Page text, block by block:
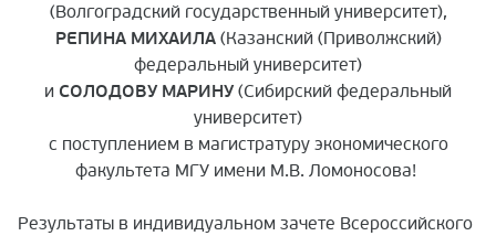
(Волгоградский государственный университет),
РЕПИНА МИХАИЛА(Казанский (Приволжский)
федеральный университет)
и СОЛОДОВУ МАРИНУ(Сибирский федеральный
университет)
с поступлением в магистратуру экономического
факультета МГУ имени М.В. Ломоносова!
Результаты в индивидуальном зачете Всероссийского